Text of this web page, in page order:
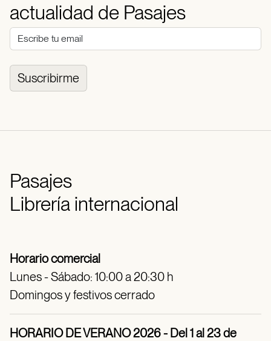
actualidad de Pasajes
Suscribirme
Pasajes
Librería internacional
Horario comercial
Lunes - Sábado: 10:00 a 20:30 h
Domingos y festivos cerrado
HORARIO DE VERANO 2026 - Del 1 al 23 de